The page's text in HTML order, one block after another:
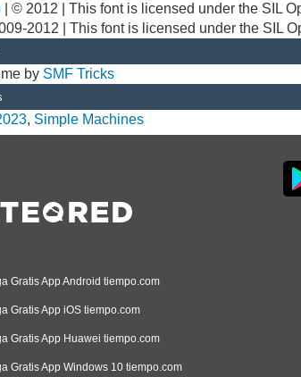
| © 2012 | This font is licensed under the SIL
2012 | This font is licensed under the SIL
by SMF Tricks
, Simple Machines
Gratis App Android tiempo.com
Gratis App iOS tiempo.com
Gratis App Huawei tiempo.com
Gratis App Windows 10 tiempo.com